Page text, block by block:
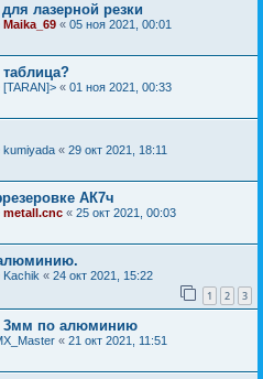
лазерной резки
Maika_69 « 05 ноя 2021, 00:01
[TARAN]> « 01 ноя 2021, 00:33
kumiyada « 29 окт 2021, 18:11
АК7ч
metall.cnc « 25 окт 2021, 00:03
Kachik « 24 окт 2021, 15:22
1 2 3
3мм по алюминию
« 21 окт 2021, 11:51